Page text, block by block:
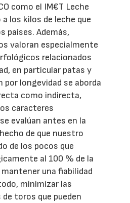
como el IM€T Leche
los kilos de leche que
países. Además,
valoran especialmente
relacionados
en particular patas y
por longevidad se aborda
como indirecta,
caracteres
evalúan antes en la
de que nuestro
de los pocos que
al 100 % de la
una fiabilidad
minimizar las
toros que pueden